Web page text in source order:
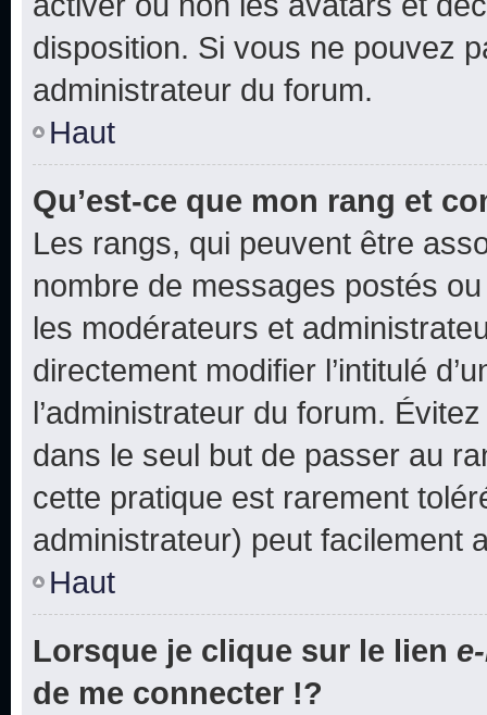
disposition. Si vous ne pouvez
administrateur du forum.
Haut
Qu’est-ce que mon rang et
Les rangs, qui peuvent être
nombre de messages postés
les modérateurs et
directement modifier l’intitulé
l’administrateur du forum.
dans le seul but de passer au
cette pratique est rarement
administrateur) peut facilement
Haut
Lorsque je clique sur le lien
de me connecter !?